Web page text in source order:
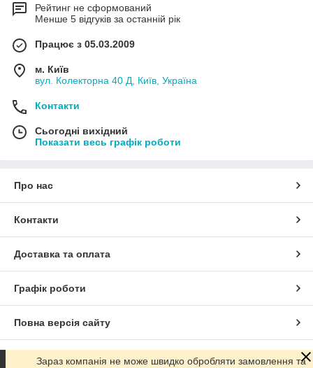
Рейтинг не сформований
Менше 5 відгуків за останній рік
Працює з 05.03.2009
м. Київ
вул. Колекторна 40 Д, Київ, Україна
Контакти
Сьогодні вихідний
Показати весь графік роботи
Про нас
Контакти
Доставка та оплата
Графік роботи
Повна версія сайту
Сайт створено на маркетплейсіProm.ua
Зараз компанія не може швидко обробляти замовлення та